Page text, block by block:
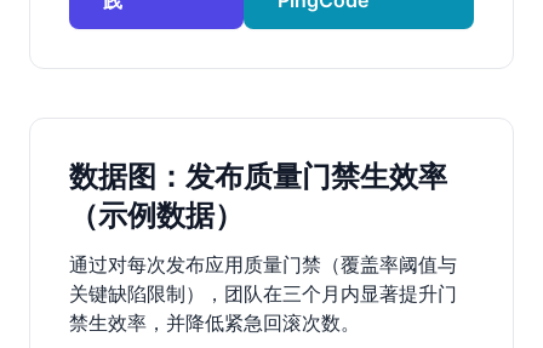
数据图：发布质量门禁生效率
（示例数据）
通过对每次发布应用质量门禁（覆盖率阈值与
关键缺陷限制），团队在三个月内显著提升门
禁生效率，并降低紧急回滚次数。